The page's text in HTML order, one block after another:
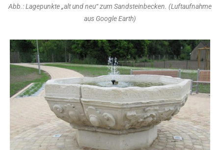
Abb.: Lagepunkte „alt und neu“ zum Sandsteinbecken. (Luftaufnahme
aus Google Earth)